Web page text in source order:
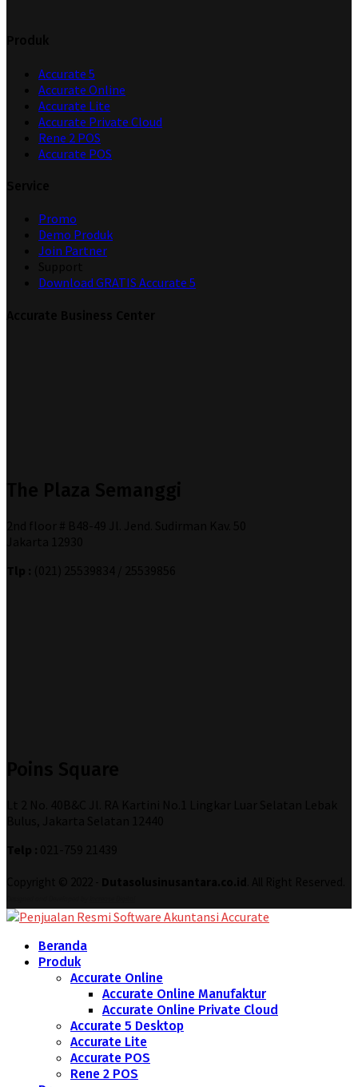
Accurate 5
Accurate Online
Accurate Lite
Accurate Private Cloud
Rene 2 POS
Accurate POS
Promo
Demo Produk
Join Partner
Download GRATIS Accurate 5
Beranda
Produk
Accurate Online
Accurate Online Manufaktur
Accurate Online Private Cloud
Accurate 5 Desktop
Accurate Lite
Accurate POS
Rene 2 POS